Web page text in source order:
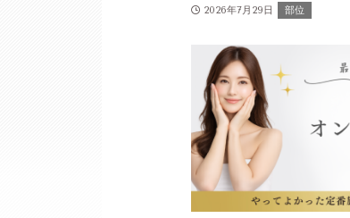
2026年7月29日 部位